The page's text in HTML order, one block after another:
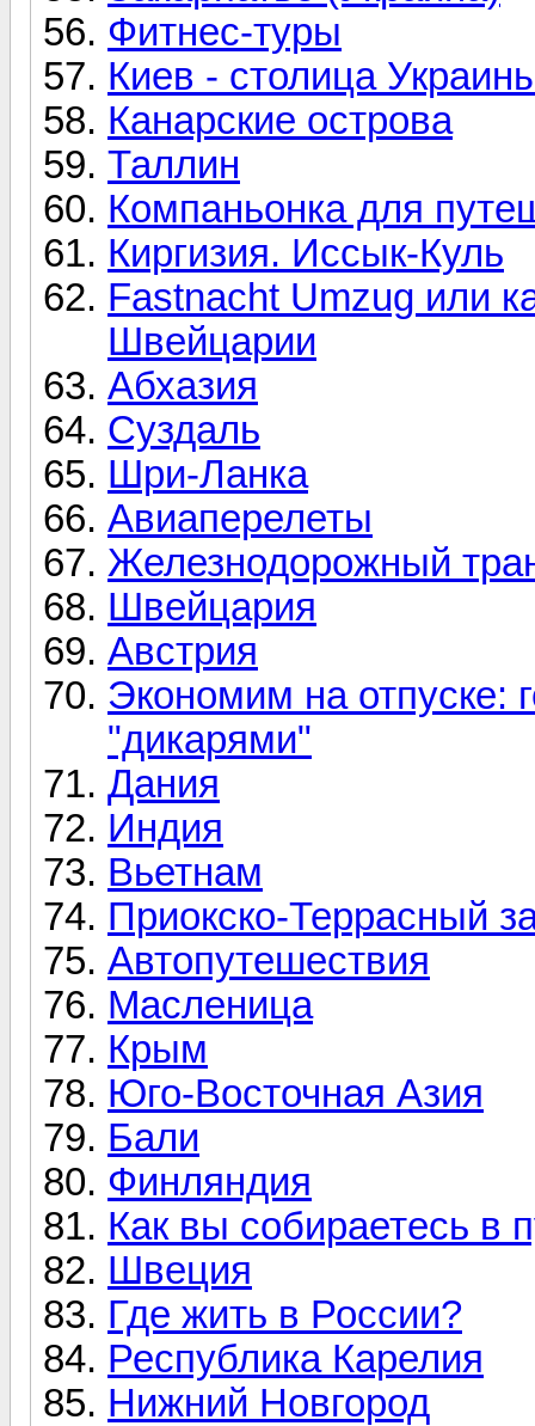
Фитнес-туры
Киев - столица
Канарские острова
Таллин
Компаньонка для
Киргизия. Иссык-Куль
Fastnacht Umzug или
Швейцарии
Абхазия
Суздаль
Шри-Ланка
Авиаперелеты
Железнодорожный
Швейцария
Австрия
Экономим на отпуске:
"дикарями"
Дания
Индия
Вьетнам
Приокско-Террасный
Автопутешествия
Масленица
Крым
Юго-Восточная Азия
Бали
Финляндия
Как вы собираетесь в
Швеция
Где жить в России?
Республика Карелия
Нижний Новгород